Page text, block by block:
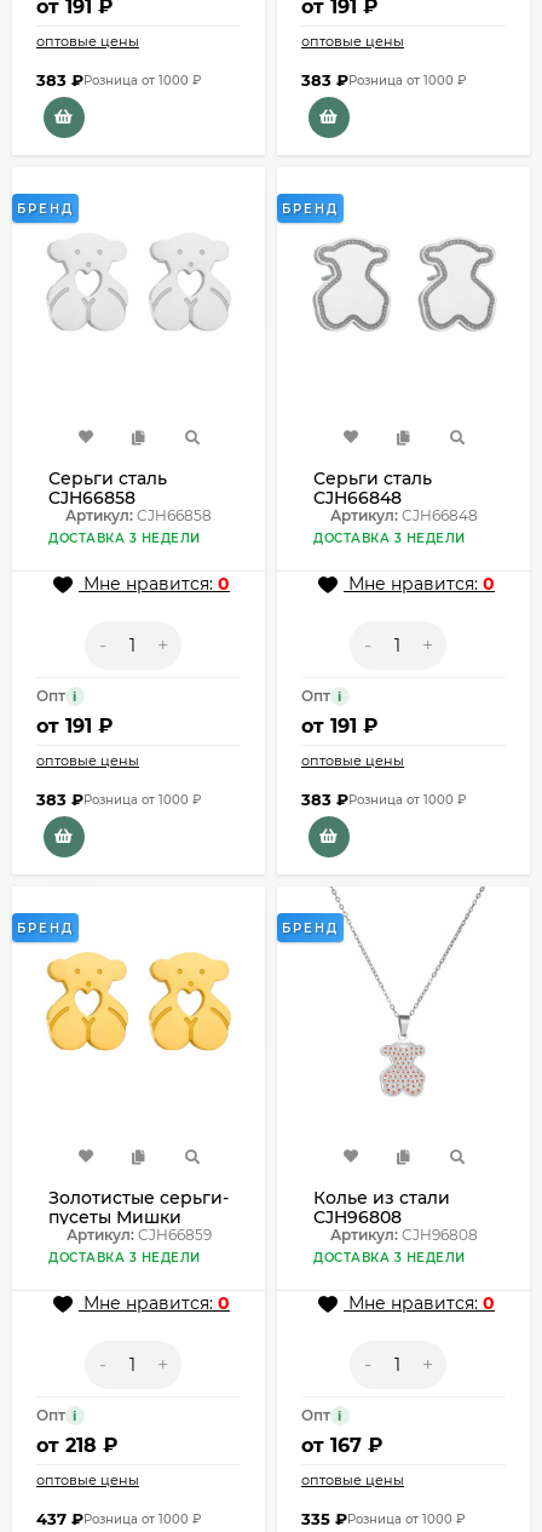
от 191 ₽
оптовые цены
383 ₽Розница от 1000 ₽
от 191 ₽
оптовые цены
383 ₽Розница от 1000 ₽
БРЕНД
Серьги сталь
CJH66858
Артикул: CJH66858
ДОСТАВКА 3 НЕДЕЛИ
Мне нравится: 0
- +
Опт i
от 191 ₽
оптовые цены
383 ₽Розница от 1000 ₽
БРЕНД
Серьги сталь
CJH66848
Артикул:CJH66848
ДОСТАВКА 3 НЕДЕЛИ
Мне нравится: 0
- +
Опт i
от 191 ₽
оптовые цены
383 ₽Розница от 1000 ₽
БРЕНД
Золотистые серьги-
пусеты Мишки
CJH66859
Артикул:CJH66859
ДОСТАВКА 3 НЕДЕЛИ
Мне нравится: 0
- +
Опт i
от 218 ₽
оптовые цены
437 ₽Розница от 1000 ₽
БРЕНД
Колье из стали
CJH96808
Артикул:CJH96808
ДОСТАВКА 3 НЕДЕЛИ
Мне нравится: 0
- +
Опт i
от 167 ₽
оптовые цены
335 ₽Розница от 1000 ₽